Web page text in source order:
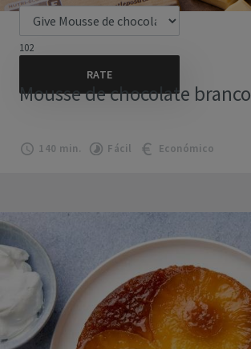
102
Mousse de chocolate branco
140 min. Fácil Económico